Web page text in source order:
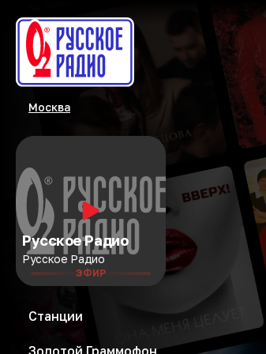
Москва
Русское Радио
Русское Радио
ЭФИР
Станции
Золотой Граммофон